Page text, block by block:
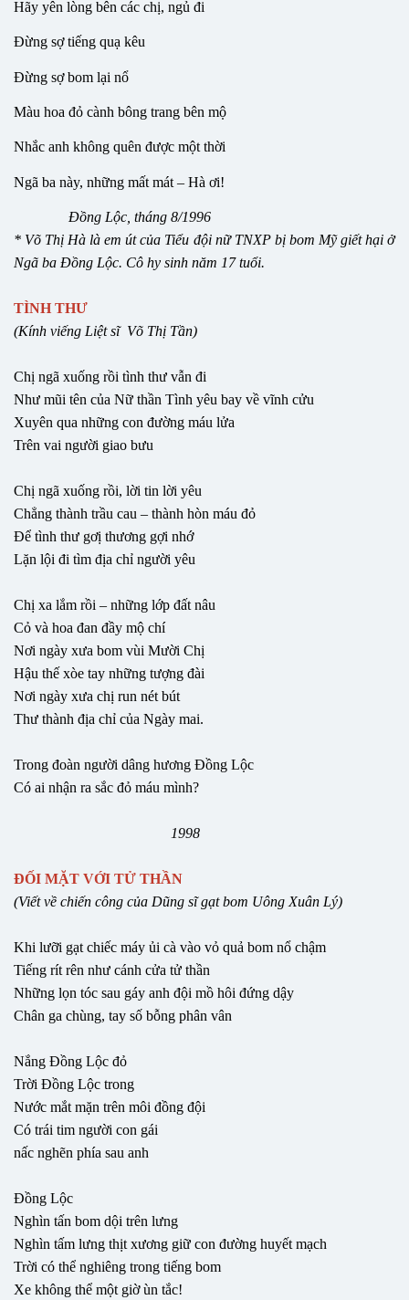
Hãy yên lòng bên các chị, ngủ đi
Đừng sợ tiếng quạ kêu
Đừng sợ bom lại nổ
Màu hoa đỏ cành bông trang bên mộ
Nhắc anh không quên được một thời
Ngã ba này, những mất mát – Hà ơi!
Đồng Lộc, tháng 8/1996
* Võ Thị Hà là em út của Tiểu đội nữ TNXP bị bom Mỹ giết hại ở
Ngã ba Đồng Lộc. Cô hy sinh năm 17 tuổi.
TÌNH THƯ
(Kính viếng Liệt sĩ Võ Thị Tần)
Chị ngã xuống rồi tình thư vẫn đi
Như mũi tên của Nữ thần Tình yêu bay về vĩnh cửu
Xuyên qua những con đường máu lửa
Trên vai người giao bưu
Chị ngã xuống rồi, lời tin lời yêu
Chẳng thành trầu cau – thành hòn máu đỏ
Để tình thư gơị thương gợi nhớ
Lặn lội đi tìm địa chỉ người yêu
Chị xa lắm rồi – những lớp đất nâu
Cỏ và hoa đan đầy mộ chí
Nơi ngày xưa bom vùi Mười Chị
Hậu thế xòe tay những tượng đài
Nơi ngày xưa chị run nét bút
Thư thành địa chỉ của Ngày mai.
Trong đoàn người dâng hương Đồng Lộc
Có ai nhận ra sắc đỏ máu mình?
1998
ĐỐI MẶT VỚI TỬ THẦN
(Viết về chiến công của Dũng sĩ gạt bom Uông Xuân Lý)
Khi lưỡi gạt chiếc máy ủi cà vào vỏ quả bom nổ chậm
Tiếng rít rên như cánh cửa tử thần
Những lọn tóc sau gáy anh đội mồ hôi đứng dậy
Chân ga chùng, tay số bỗng phân vân
Nắng Đồng Lộc đỏ
Trời Đồng Lộc trong
Nước mắt mặn trên môi đồng đội
Có trái tim người con gái
nấc nghẽn phía sau anh
Đồng Lộc
Nghìn tấn bom dội trên lưng
Nghìn tấm lưng thịt xương giữ con đường huyết mạch
Trời có thể nghiêng trong tiếng bom
Xe không thể một giờ ùn tắc!